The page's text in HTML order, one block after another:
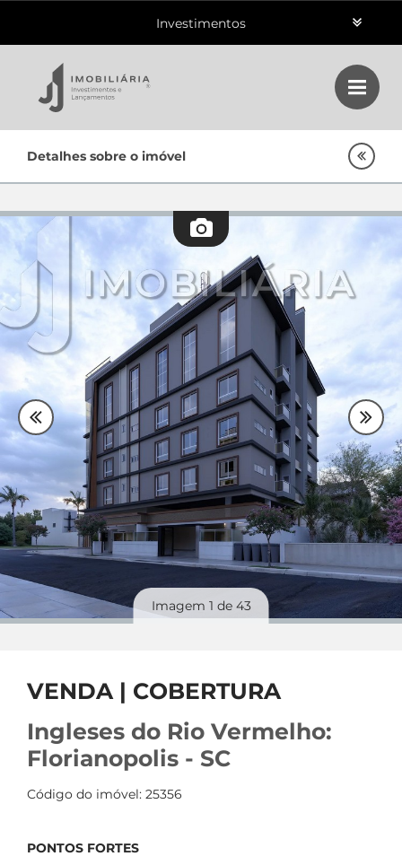
Class
Investimentos
Home
Oportunidades
Quem Somos
Contato
Fale Conosco 48 3364-0079
Plantão 48 99842-0500
Divulgue seu imóvel
Detalhes sobre o imóvel
Imagem 1 de 43
VENDA | COBERTURA
Ingleses do Rio Vermelho:
Florianopolis - SC
Código do imóvel: 25356
PONTOS FORTES